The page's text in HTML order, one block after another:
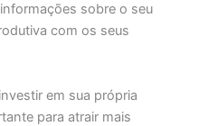
sobre o seu
com os seus
em sua própria
para atrair mais